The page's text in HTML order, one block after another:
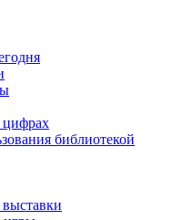
цифрах
библиотекой